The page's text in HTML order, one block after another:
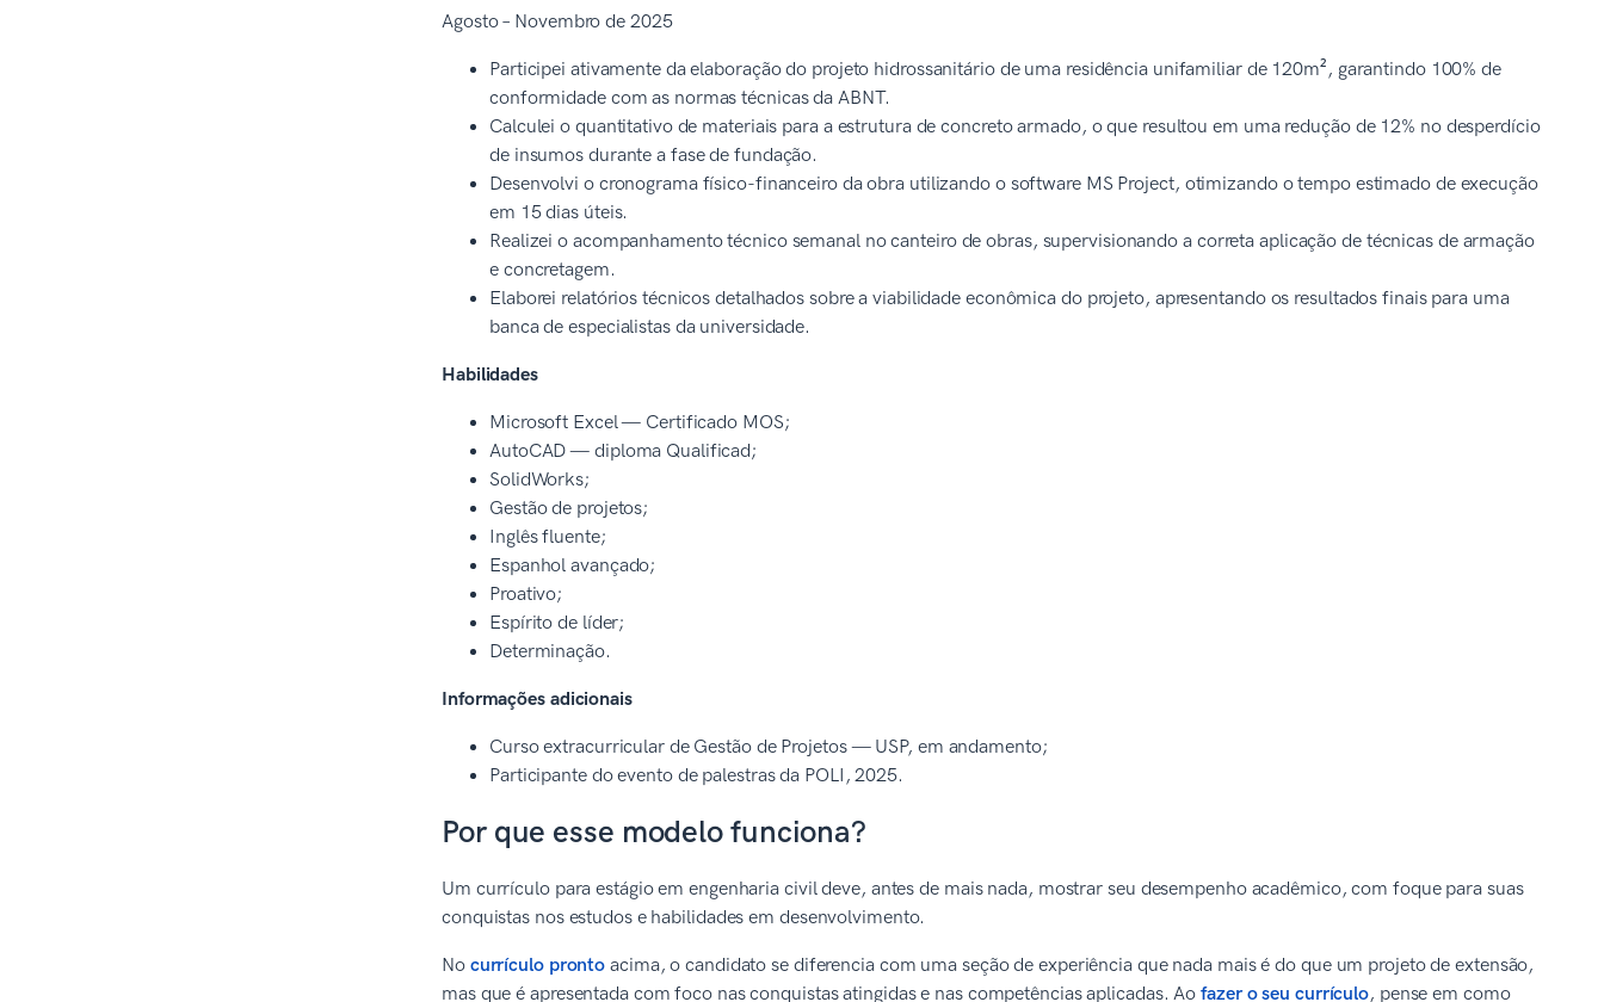
Agosto – Novembro de 2025
Participei ativamente da elaboração do projeto hidrossanitário de uma residência unifamiliar de 120m², garantindo 100% de
conformidade com as normas técnicas da ABNT.
Calculei o quantitativo de materiais para a estrutura de concreto armado, o que resultou em uma redução de 12% no desperdício
de insumos durante a fase de fundação.
Desenvolvi o cronograma físico-financeiro da obra utilizando o software MS Project, otimizando o tempo estimado de execução
em 15 dias úteis.
Realizei o acompanhamento técnico semanal no canteiro de obras, supervisionando a correta aplicação de técnicas de armação
e concretagem.
Elaborei relatórios técnicos detalhados sobre a viabilidade econômica do projeto, apresentando os resultados finais para uma
banca de especialistas da universidade.
Habilidades
Microsoft Excel — Certificado MOS;
AutoCAD — diploma Qualificad;
SolidWorks;
Gestão de projetos;
Inglês fluente;
Espanhol avançado;
Proativo;
Espírito de líder;
Determinação.
Informações adicionais
Curso extracurricular de Gestão de Projetos — USP, em andamento;
Participante do evento de palestras da POLI, 2025.
Por que esse modelo funciona?
Um currículo para estágio em engenharia civil deve, antes de mais nada, mostrar seu desempenho acadêmico, com foque para suas
conquistas nos estudos e habilidades em desenvolvimento.
No currículo pronto acima, o candidato se diferencia com uma seção de experiência que nada mais é do que um projeto de extensão,
mas que é apresentada com foco nas conquistas atingidas e nas competências aplicadas. Aofazer o seu currículo, pense em como